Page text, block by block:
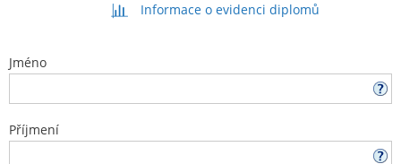
Informace o evidenci diplomů
Jméno
Příjmení